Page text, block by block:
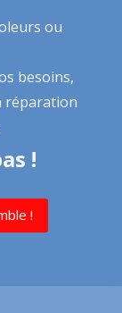
ou
besoins,
réparation
!
!